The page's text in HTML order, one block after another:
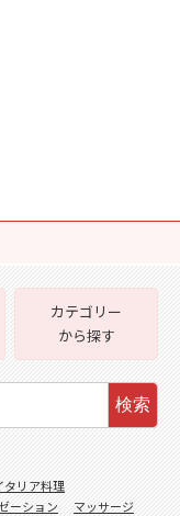
カテゴリー
から探す
検索
タリア料理
ーション
マッサージ